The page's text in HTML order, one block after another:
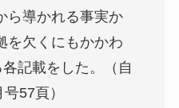
ら導かれる事実か
を欠くにもかかわ
記載をした。（自
57頁）